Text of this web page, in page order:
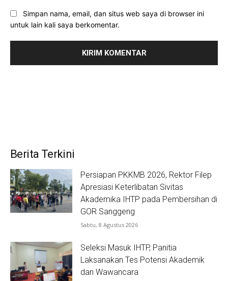
Simpan nama, email, dan situs web saya di browser ini
untuk lain kali saya berkomentar.
Berita Terkini
Persiapan PKKMB 2026, Rektor Filep
Apresiasi Keterlibatan Sivitas
Akademika IHTP pada Pembersihan di
GOR Sanggeng
Sabtu, 8 Agustus 2026
Seleksi Masuk IHTP, Panitia
Laksanakan Tes Potensi Akademik
dan Wawancara